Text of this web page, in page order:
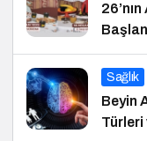
Sağlık
Beyin
Türleri